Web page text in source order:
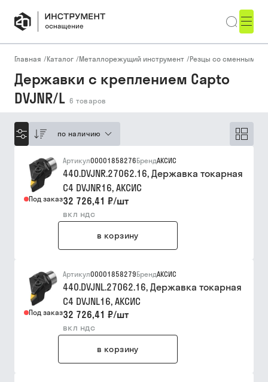
Главная /Каталог /Металлорежущий инструмент /Резцы со сменными
Державки с креплением Capto
DVJNR/L 6 товаров
по наличию
Под заказ
Артикул00001858276БрендАКСИС
440.DVJNR.27062.16, Державка токарная
C4 DVJNR16, АКСИC
32 726,41 ₽/шт
вкл ндс
в корзину
Под заказ
Артикул00001858279БрендАКСИС
440.DVJNL.27062.16, Державка токарная
C4 DVJNL16, АКСИC
32 726,41 ₽/шт
вкл ндс
в корзину